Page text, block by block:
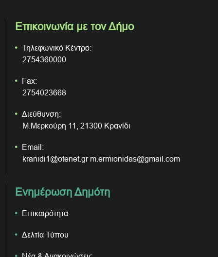
Επικοινωνία με τον Δήμο
Τηλεφωνικό Κέντρο:
2754360000
Fax:
2754023668
Διεύθυνση:
Μ.Μερκούρη 11, 21300 Κρανίδι
Email:
kranidi1@otenet.gr m.ermionidas@gmail.com
Ενημέρωση Δημότη
Επικαιρότητα
Δελτία Τύπου